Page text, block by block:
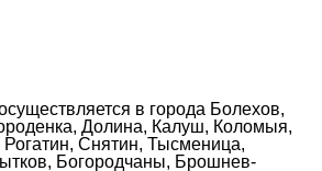
в города Болехов,
Долина, Калуш, Коломыя,
Снятин, Тысменица,
Богородчаны, Брошнев-